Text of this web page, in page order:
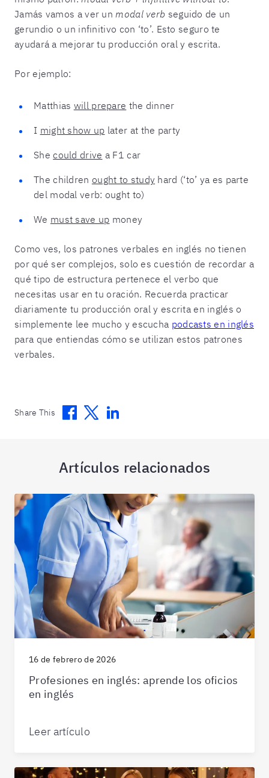
Jamás vamos a ver un modal verb seguido de un
gerundio o un infinitivo con ‘to’. Esto seguro te
ayudará a mejorar tu producción oral y escrita.
Por ejemplo:
Matthias will prepare the dinner
I might show up later at the party
She could drive a F1 car
The children ought to study hard (‘to’ ya es parte
del modal verb: ought to)
We must save up money
Como ves, los patrones verbales en inglés no tienen
por qué ser complejos, solo es cuestión de recordar a
qué tipo de estructura pertenece el verbo que
necesitas usar en tu oración. Recuerda practicar
diariamente tu producción oral y escrita en inglés o
simplemente lee mucho y escucha podcasts en inglés
para que entiendas cómo se utilizan estos patrones
verbales.
Share This Facebook
TwitterLinkedin
Artículos relacionados
16 de febrero de 2026
Profesiones en inglés: aprende los oficios
en inglés
Leer artículo